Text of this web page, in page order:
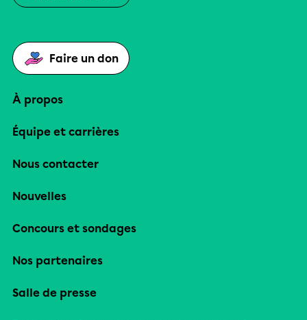
Faire un don
À propos
Équipe et carrières
Nous contacter
Nouvelles
Concours et sondages
Nos partenaires
Salle de presse